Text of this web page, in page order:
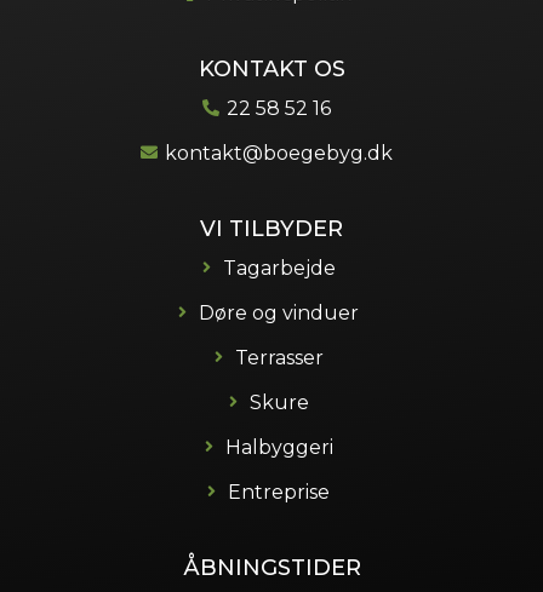
KONTAKT OS
22 58 52 16
kontakt@boegebyg.dk
VI TILBYDER
Tagarbejde
Døre og vinduer
Terrasser
Skure
Halbyggeri
Entreprise
ÅBNINGSTIDER